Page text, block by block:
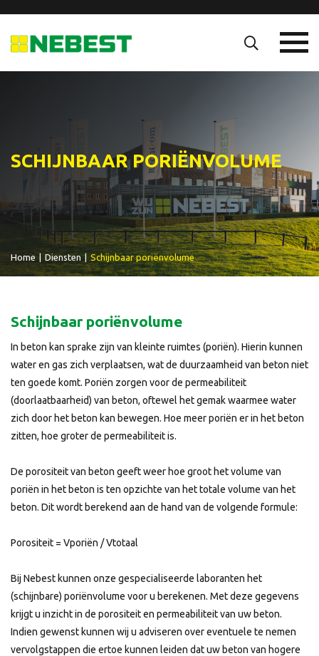
SCHIJNBAAR PORIËNVOLUME
Home Diensten | Schijnbaar poriënvolume
Schijnbaar poriënvolume
In beton kan sprake zijn van kleinte ruimtes (poriën). Hierin kunnen
water en gas zich verplaatsen, wat de duurzaamheid van beton niet
ten goede komt. Poriën zorgen voor de permeabiliteit
(doorlaatbaarheid) van beton, oftewel het gemak waarmee water
zich door het beton kan bewegen. Hoe meer poriën er in het beton
zitten, hoe groter de permeabiliteit is.
De porositeit van beton geeft weer hoe groot het volume van
poriën in het beton is ten opzichte van het totale volume van het
beton. Dit wordt berekend aan de hand van de volgende formule:
Porositeit = Vporiën / Vtotaal
Bij Nebest kunnen onze gespecialiseerde laboranten het
(schijnbare) poriënvolume voor u berekenen. Met deze gegevens
krijgt u inzicht in de porositeit en permeabiliteit van uw beton.
Indien gewenst kunnen wij u adviseren over eventuele te nemen
vervolgstappen die ertoe kunnen leiden dat uw beton van hogere